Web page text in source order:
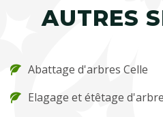
AUTRES
Abattage d'arbres Celle
Elagage et étêtage